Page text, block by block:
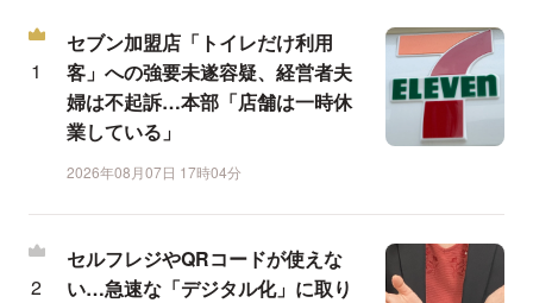
セブン加盟店「トイレだけ利用
客」への強要未遂容疑、経営者夫
婦は不起訴…本部「店舗は一時休
業している」
2026年08月07日 17時04分
セルフレジやQRコードが使えな
い…急速な「デジタル化」に取り